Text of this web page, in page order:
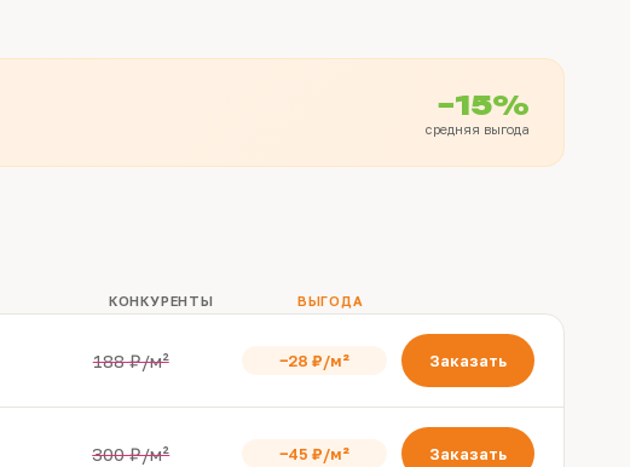
−15%
средняя выгода
КОНКУРЕНТЫ ВЫГОДА
188 ₽/м² −28 ₽/м² Заказать
300 ₽/м² −45 ₽/м² Заказать